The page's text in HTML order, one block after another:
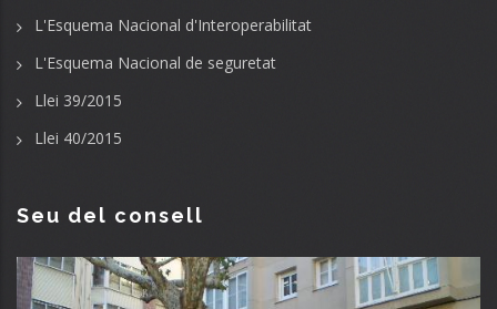
L'Esquema Nacional d'Interoperabilitat
L'Esquema Nacional de seguretat
Llei 39/2015
Llei 40/2015
Seu del consell